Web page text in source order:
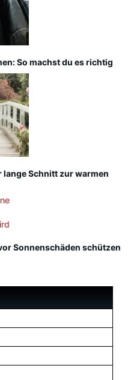
So machst du es richtig
lange Schnitt zur warmen
Sonnenschäden schützen